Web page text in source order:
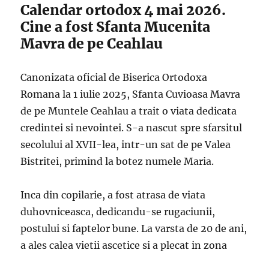
Calendar ortodox 4 mai 2026.
Cine a fost Sfanta Mucenita
Mavra de pe Ceahlau
Canonizata oficial de Biserica Ortodoxa
Romana la 1 iulie 2025, Sfanta Cuvioasa Mavra
de pe Muntele Ceahlau a trait o viata dedicata
credintei si nevointei. S-a nascut spre sfarsitul
secolului al XVII-lea, intr-un sat de pe Valea
Bistritei, primind la botez numele Maria.
Inca din copilarie, a fost atrasa de viata
duhovniceasca, dedicandu-se rugaciunii,
postului si faptelor bune. La varsta de 20 de ani,
a ales calea vietii ascetice si a plecat in zona